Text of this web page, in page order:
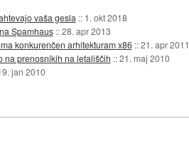
vaša gesla :: 1. okt 2018
Spamhaus ::28. apr 2013
konkurenčen arhitekturam x86 ::21. apr 2011
na prenosnikih na letališčih ::21. maj 2010
jan 2010